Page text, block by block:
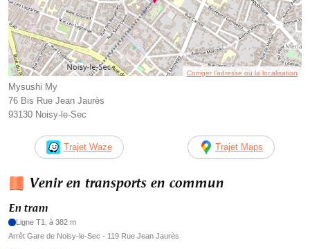
Corriger l’adresse ou la localisation
Mysushi My
76 Bis Rue Jean Jaurès
93130 Noisy-le-Sec
Trajet Waze Trajet Maps
Venir en transports en commun
En tram
Ligne T1, à 382 m
Arrêt Gare de Noisy-le-Sec - 119 Rue Jean Jaurès